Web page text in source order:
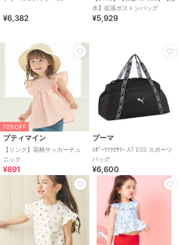
¥6,382
水】拡張ボストンバッグ
¥5,929
70%OFF
プティマイン
【リンク】花柄サッカーチュ
ニック
¥891
プーマ
ｽﾎﾟｰﾂｱｸｾｻﾘｰ AT ESS スポーツ
バッグ
¥6,600